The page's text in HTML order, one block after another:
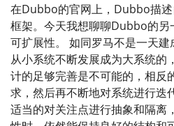
在Dubbo的官网上，Dubbo描述
框架。今天我想聊聊Dubbo的另
可扩展性。 如同罗马不是一天
从小系统不断发展成为大系统的
计的足够完善是不可能的，相反
求，然后再不断地对系统进行迭
适当的对关注点进行抽象和隔离